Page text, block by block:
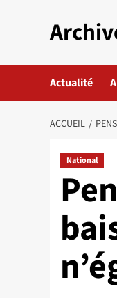
Actualité
ACCUEIL
National